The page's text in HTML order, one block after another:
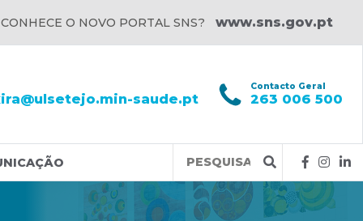
O NOVO PORTAL SNS? www.sns.gov.pt
saude.pt
Contacto Geral
263 006 500
Query